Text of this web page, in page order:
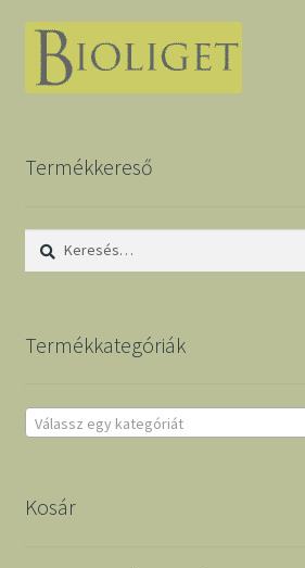
Termékkereső
Keresés:
Termékkategóriák
Válassz egy kategóriát
Kosár